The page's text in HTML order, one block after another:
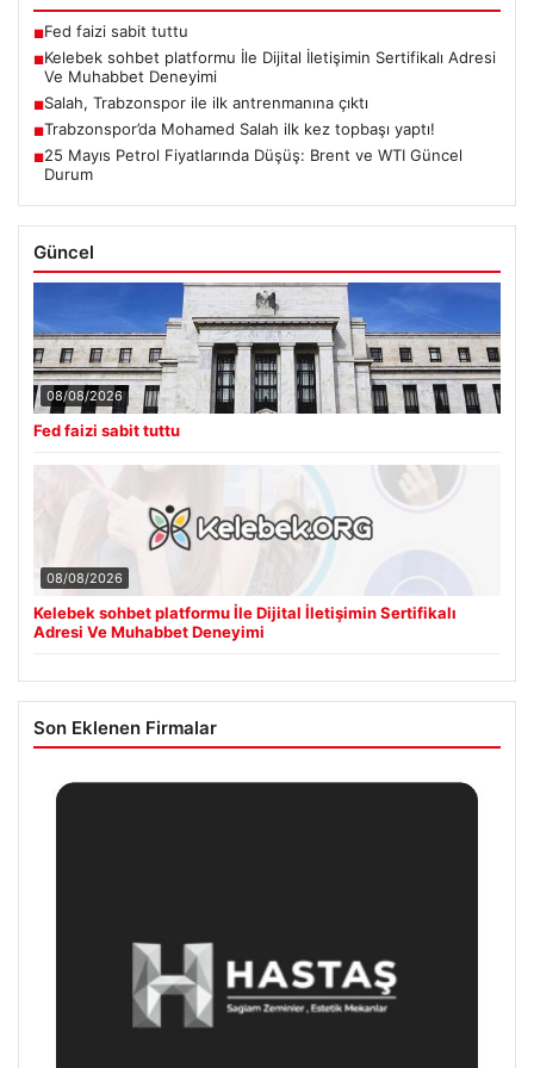
■Fed faizi sabit tuttu
■Kelebek sohbet platformu İle Dijital İletişimin Sertifikalı Adresi
Ve Muhabbet Deneyimi
■Salah, Trabzonspor ile ilk antrenmanına çıktı
■Trabzonspor’da Mohamed Salah ilk kez topbaşı yaptı!
■25 Mayıs Petrol Fiyatlarında Düşüş: Brent ve WTI Güncel
Durum
Güncel
08/08/2026
Fed faizi sabit tuttu
08/08/2026
Kelebek sohbet platformu İle Dijital İletişimin Sertifikalı
Adresi Ve Muhabbet Deneyimi
Son Eklenen Firmalar